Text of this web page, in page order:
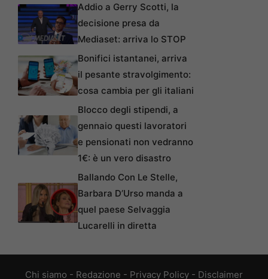
Addio a Gerry Scotti, la
decisione presa da
Mediaset: arriva lo STOP
Bonifici istantanei, arriva
il pesante stravolgimento:
cosa cambia per gli italiani
Blocco degli stipendi, a
gennaio questi lavoratori
e pensionati non vedranno
1€: è un vero disastro
Ballando Con Le Stelle,
Barbara D’Urso manda a
quel paese Selvaggia
Lucarelli in diretta
Chi siamo - Redazione - Privacy Policy - Disclaimer